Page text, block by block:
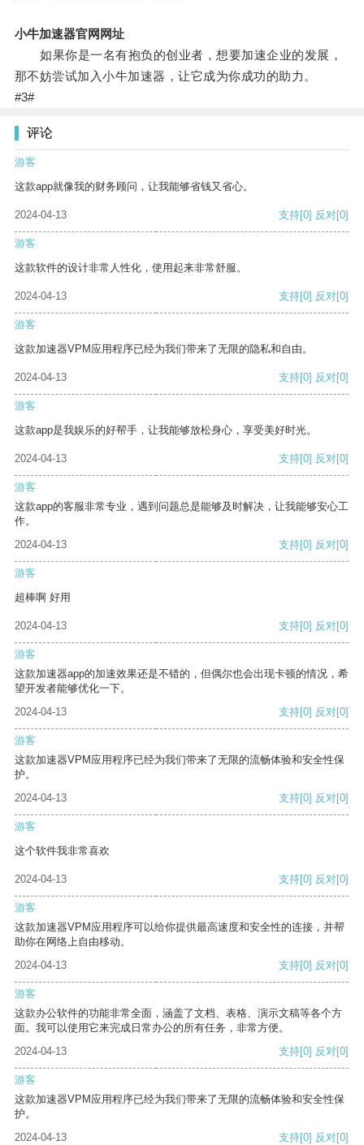
小牛加速器官网网址
如果你是一名有抱负的创业者，想要加速企业的发展，
那不妨尝试加入小牛加速器，让它成为你成功的助力。
#3#
评论
游客
这款app就像我的财务顾问，让我能够省钱又省心。
2024-04-13 支持[0] 反对[0]
游客
这款软件的设计非常人性化，使用起来非常舒服。
2024-04-13 支持[0] 反对[0]
游客
这款加速器VPM应用程序已经为我们带来了无限的隐私和自由。
2024-04-13 支持[0] 反对[0]
游客
这款app是我娱乐的好帮手，让我能够放松身心，享受美好时光。
2024-04-13 支持[0] 反对[0]
游客
这款app的客服非常专业，遇到问题总是能够及时解决，让我能够安心工
作。
2024-04-13
支持[0] 反对[0]
游客
超棒啊 好用
2024-04-13 支持[0] 反对[0]
游客
这款加速器app的加速效果还是不错的，但偶尔也会出现卡顿的情况，希
望开发者能够优化一下。
2024-04-13
支持[0] 反对[0]
游客
这款加速器VPM应用程序已经为我们带来了无限的流畅体验和安全性保
护。
2024-04-13
支持[0] 反对[0]
游客
这个软件我非常喜欢
2024-04-13 支持[0] 反对[0]
游客
这款加速器VPM应用程序可以给你提供最高速度和安全性的连接，并帮
助你在网络上自由移动。
2024-04-13
支持[0] 反对[0]
游客
这款办公软件的功能非常全面，涵盖了文档、表格、演示文稿等各个方
面。我可以使用它来完成日常办公的所有任务，非常方便。
2024-04-13
支持[0] 反对[0]
游客
这款加速器VPM应用程序已经为我们带来了无限的流畅体验和安全性保
护。
2024-04-13
支持[0] 反对[0]